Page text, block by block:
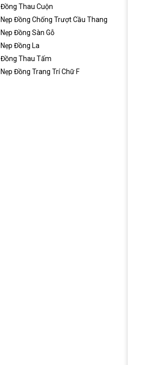
Đồng Thau Cuộn
Nẹp Đồng Chống Trượt Cầu Thang
Nẹp Đồng Sàn Gỗ
Nẹp Đồng La
Đồng Thau Tấm
Nẹp Đồng Trang Trí Chữ F